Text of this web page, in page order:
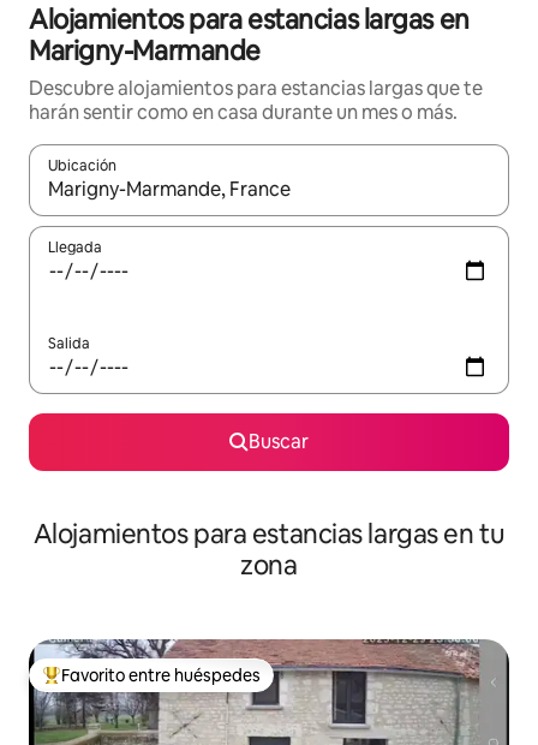
Alojamientos para estancias largas en
Marigny-Marmande
Descubre alojamientos para estancias largas que te
harán sentir como en casa durante un mes o más.
Ubicación
Cuando los resultados estén disponibles, podrás navegar
Llegada
Salida
Buscar
Alojamientos para estancias largas en tu
zona
De los mejores en Favorito entre huéspedes
Favorito entre huéspedes